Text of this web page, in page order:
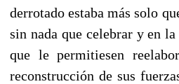
derrotado estaba más solo
sin nada que celebrar y en la
que le permitiesen
reconstrucción de sus